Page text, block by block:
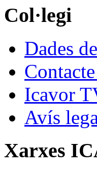
Col·legi
Dades
Icavor
Avís
Xarxes